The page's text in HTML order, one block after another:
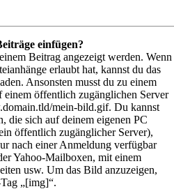
einfügen?
Beitrag angezeigt werden. Wenn
erlaubt hat, kannst du das
Ansonsten musst du zu einem
öffentlich zugänglichen Server
mein-bild.gif. Du kannst
die sich auf deinem eigenen PC
öffentlich zugänglicher Server),
nach einer Anmeldung verfügbar
Yahoo-Mailboxen, mit einem
usw. Um das Bild anzuzeigen,
„[img]“.